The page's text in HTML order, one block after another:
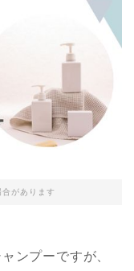
があります
ンプーですが、